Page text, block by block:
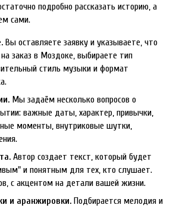
подробно рассказать историю, а
сами.
Вы оставляете заявку и указываете, что
заказ в Моздоке, выбираете тип
стиль музыки и формат
Мы задаём несколько вопросов о
важные даты, характер, привычки,
моменты, внутриковые шутки,
Автор создает текст, который будет
и понятным для тех, кто слушает.
с акцентом на детали вашей жизни.
и аранжировки. Подбирается мелодия и